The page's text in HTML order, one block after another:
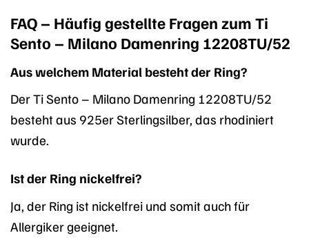
FAQ – Häufig gestellte Fragen zum Ti
Sento – Milano Damenring 12208TU/52
Aus welchem Material besteht der Ring?
Der Ti Sento – Milano Damenring 12208TU/52
besteht aus 925er Sterlingsilber, das rhodiniert
wurde.
Ist der Ring nickelfrei?
Ja, der Ring ist nickelfrei und somit auch für
Allergiker geeignet.